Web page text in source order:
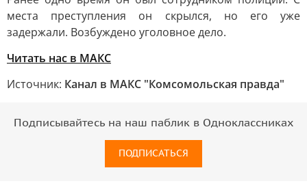
места преступления он скрылся, но его уже
задержали. Возбуждено уголовное дело.
Читать нас в MAКС
Источник: Канал в МАКС "Комсомольская правда"
Подписывайтесь на наш паблик в Одноклассниках
ПОДПИСАТЬСЯ